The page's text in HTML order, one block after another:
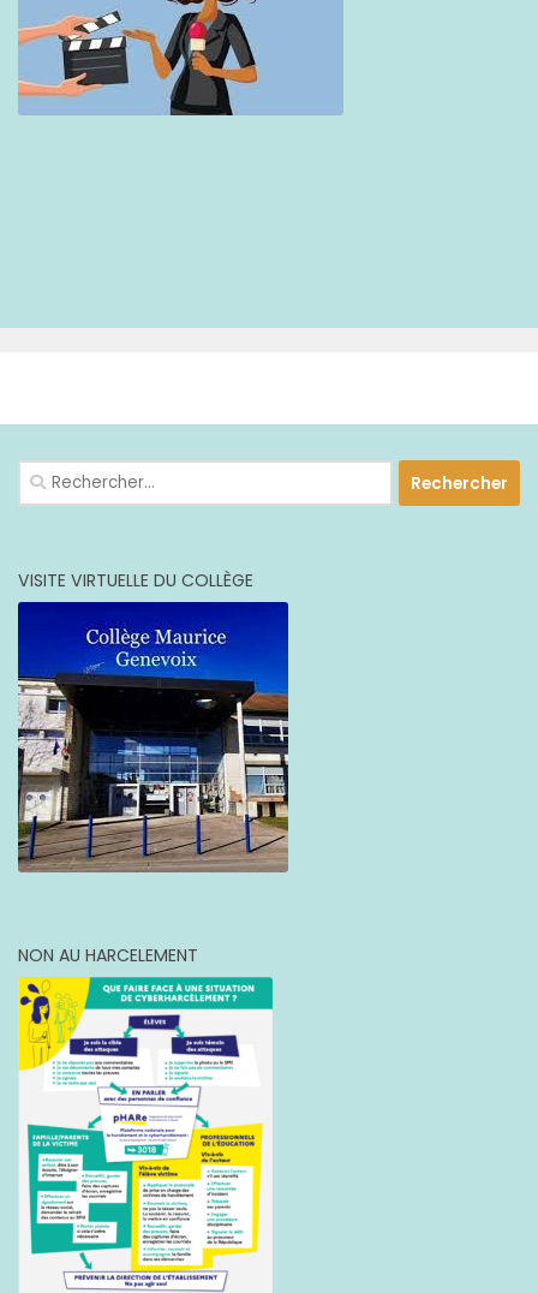
Rechercher :
VISITE VIRTUELLE DU COLLÈGE
NON AU HARCELEMENT